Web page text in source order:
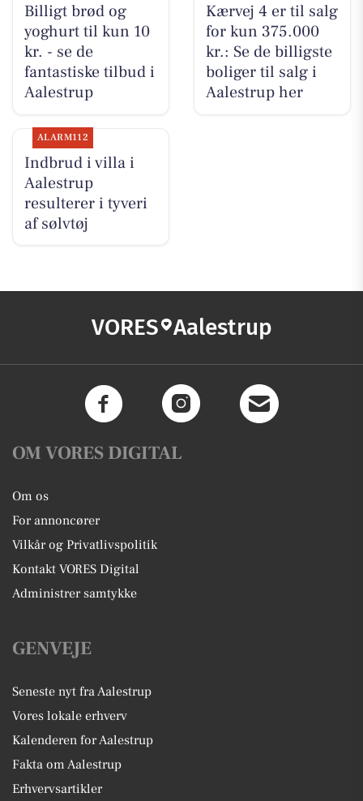
Billigt brød og
yoghurt til kun 10
kr. - se de
fantastiske tilbud i
Aalestrup
Kærvej 4 er til salg
for kun 375.000
kr.: Se de billigste
boliger til salg i
Aalestrup her
ALARM112
Indbrud i villa i
Aalestrup
resulterer i tyveri
af sølvtøj
VORES Aalestrup
OM VORES DIGITAL
Om os
For annoncører
Vilkår og Privatlivspolitik
Kontakt VORES Digital
Administrer samtykke
GENVEJE
Seneste nyt fra Aalestrup
Vores lokale erhverv
Kalenderen for Aalestrup
Fakta om Aalestrup
Erhvervsartikler